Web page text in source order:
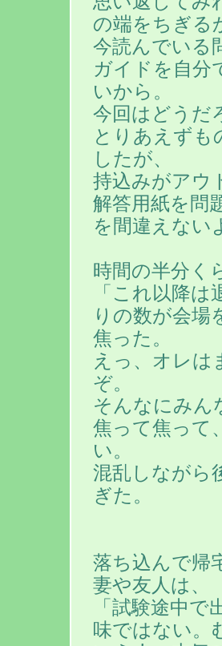
の端をちぎる
今読んでいる
ガイドを自分
いから。
今回はどうだ
とりあえずも
したが、
持込みがアウ
解答用紙を問
を間違えない
時間の半分く
「これ以降
りの数が会場
焦った。
えっ、オレは
ぞ。
そんなにみん
焦って焦って
い。
混乱しながら
ぎた。
落ち込んで帰
妻や友人は、
「試験途中
味ではない。